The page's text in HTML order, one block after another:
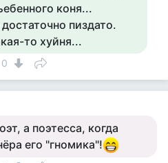
коня...
пиздато.
то хуйня...
0
а поэтесса, когда
его "гномика"!